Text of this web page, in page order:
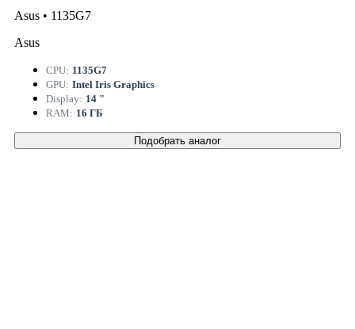
Asus • 1135G7
Asus
CPU: 1135G7
GPU: Intel Iris Graphics
Display: 14 "
RAM: 16 ГБ
Подобрать аналог